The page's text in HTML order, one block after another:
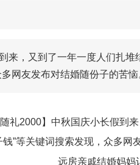
来，又到了一年一度人们扎
网友发布对结婚随份子的苦恼
礼2000】中秋国庆小长假到
”等关键词搜索发现，众多网
远房亲戚结婚妈妈